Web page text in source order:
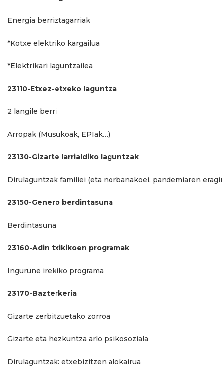
Energia berriztagarriak
*Kotxe elektriko kargailua
*Elektrikari laguntzailea
23110-Etxez-etxeko laguntza
2 langile berri
Arropak (Musukoak, EPIak…)
23130-Gizarte larrialdiko laguntzak
Dirulaguntzak familiei (eta norbanakoei, pandemiaren
23150-Genero berdintasuna
Berdintasuna
23160-Adin txikikoen programak
Ingurune irekiko programa
23170-Bazterkeria
Gizarte zerbitzuetako zorroa
Gizarte eta hezkuntza arlo psikosoziala
Dirulaguntzak: etxebizitzen alokairua